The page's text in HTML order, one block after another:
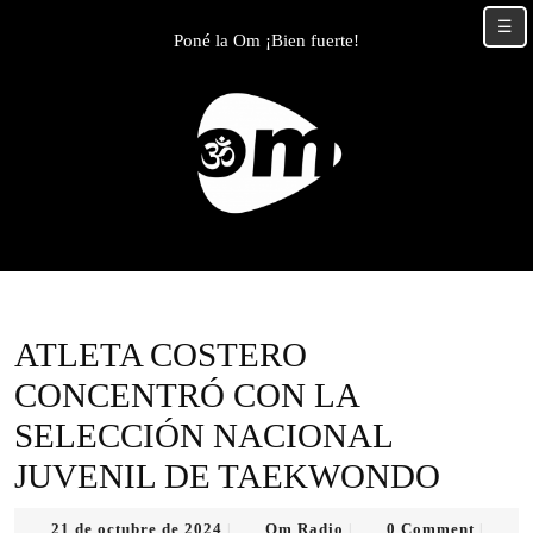
Poné la Om ¡Bien fuerte!
ATLETA COSTERO
CONCENTRÓ CON LA
SELECCIÓN NACIONAL
JUVENIL DE TAEKWONDO
21 de octubre de 2024 Om Radio 0 Comment
☰